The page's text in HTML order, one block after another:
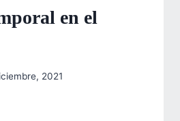
en el
2021